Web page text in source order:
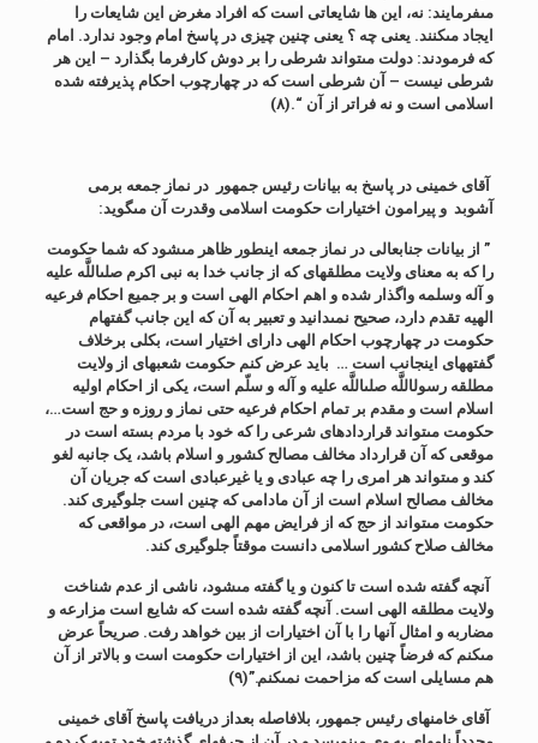
مى‏فرمایند: نه، این ها شایعاتى است که افراد مغرض این شایعات را
ایجاد مى‏کنند. یعنى چه ؟ یعنى چنین چیزى در پاسخ امام وجود ندارد. امام
که فرمودند: دولت مى‏تواند شرطى را بر دوش کارفرما بگذارد – این هر
شرطى نیست – آن شرطى است که در چهارچوب احکام پذیرفته شده
اسلامى است و نه فراتر از آن “.(۸)
آقاى خمینى در پاسخ به بیاناترئیس جمهور در نماز جمعه برمی
آشوبد و پیرامون اختیارات حکومت اسلامى وقدرت آن مى‏گوید:
” از بیانات جنابعالى در نماز جمعه اینطور ظاهر مى‏شود که شما حکومت
را که به معناى ولایت مطلقه‏اى که از جانب خدا به نبى اکرم صلى‏اللَّه علیه
و آله وسلمه واگذار شده و اهم احکام الهى است و بر جمیع احکام فرعیه
الهیه تقدم دارد، صحیح نمى‏دانید و تعبیر به آن که این جانب گفته‏ام
حکومت در چهارچوب احکام الهى داراى اختیار است، بکلى برخلاف
گفته‏هاى اینجانب است … باید عرض کنم حکومت شعبه‏اى از ولایت
مطلقه رسول‏اللَّه صلى‏اللَّه علیه و آله و سلّم است، یکى از احکام اولیه
اسلام است و مقدم بر تمام احکام فرعیه حتى نماز و روزه و حج است…،
حکومت مى‏تواند قراردادهاى شرعى را که خود با مردم بسته است در
موقعى که آن قرارداد مخالف مصالح کشور و اسلام باشد، یک جانبه لغو
کند و مى‏تواند هر امرى را چه عبادى و یا غیرعبادى است که جریان آن
مخالف مصالح اسلام است از آن مادامى که چنین است جلوگیرى کند.
حکومت مى‏تواند از حج که از فرایض مهم الهى است، در مواقعى که
مخالف صلاح کشور اسلامى دانست موقتاً جلوگیرى کند.
آنچه گفته شده است تا کنون و یا گفته مى‏شود، ناشى از عدم شناخت
ولایت مطلقه الهى است. آنچه گفته شده است که شایع است مزارعه و
مضاربه و امثال آنها را با آن اختیارات از بین خواهد رفت. صریحاً عرض
مى‏کنم که فرضاً چنین باشد، این از اختیارات حکومت است و بالاتر از آن
هم مسایلى است که مزاحمت نمى‏کنم.”(۹)
آقاى خامنه‏اى رئیس جمهور، بلافاصله بعداز دریافت پاسخ آقاى خمینى